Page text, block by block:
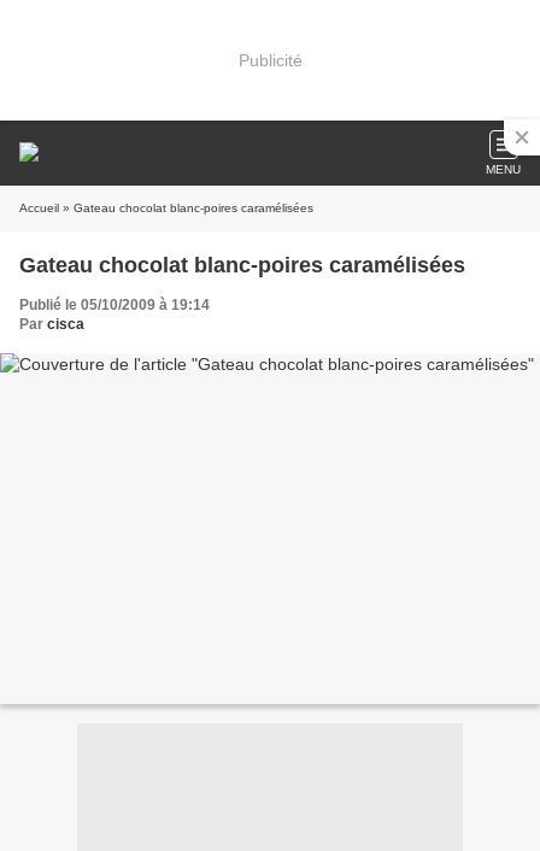
Publicité
MENU
Accueil » Gateau chocolat blanc-poires caramélisées
Gateau chocolat blanc-poires caramélisées
Publié le 05/10/2009 à 19:14
Par cisca